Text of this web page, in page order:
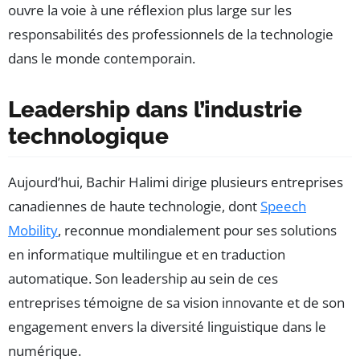
ouvre la voie à une réflexion plus large sur les
responsabilités des professionnels de la technologie
dans le monde contemporain.
Leadership dans l’industrie
technologique
Aujourd’hui, Bachir Halimi dirige plusieurs entreprises
canadiennes de haute technologie, dontSpeech
Mobility, reconnue mondialement pour ses solutions
en informatique multilingue et en traduction
automatique. Son leadership au sein de ces
entreprises témoigne de sa vision innovante et de son
engagement envers la diversité linguistique dans le
numérique.